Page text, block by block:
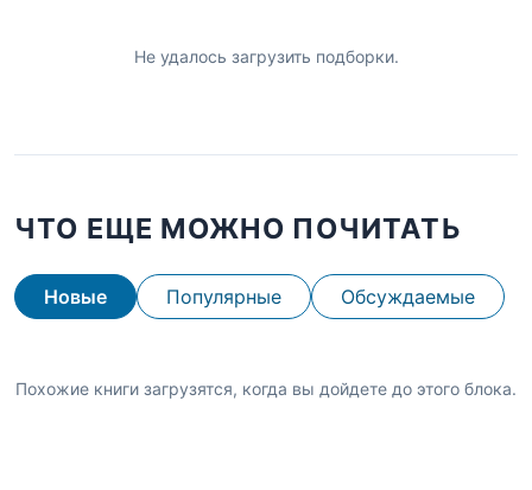
Не удалось загрузить подборки.
ЧТО ЕЩЕ МОЖНО ПОЧИТАТЬ
Новые Популярные Обсуждаемые
Похожие книги загрузятся, когда вы дойдете до этого блока.